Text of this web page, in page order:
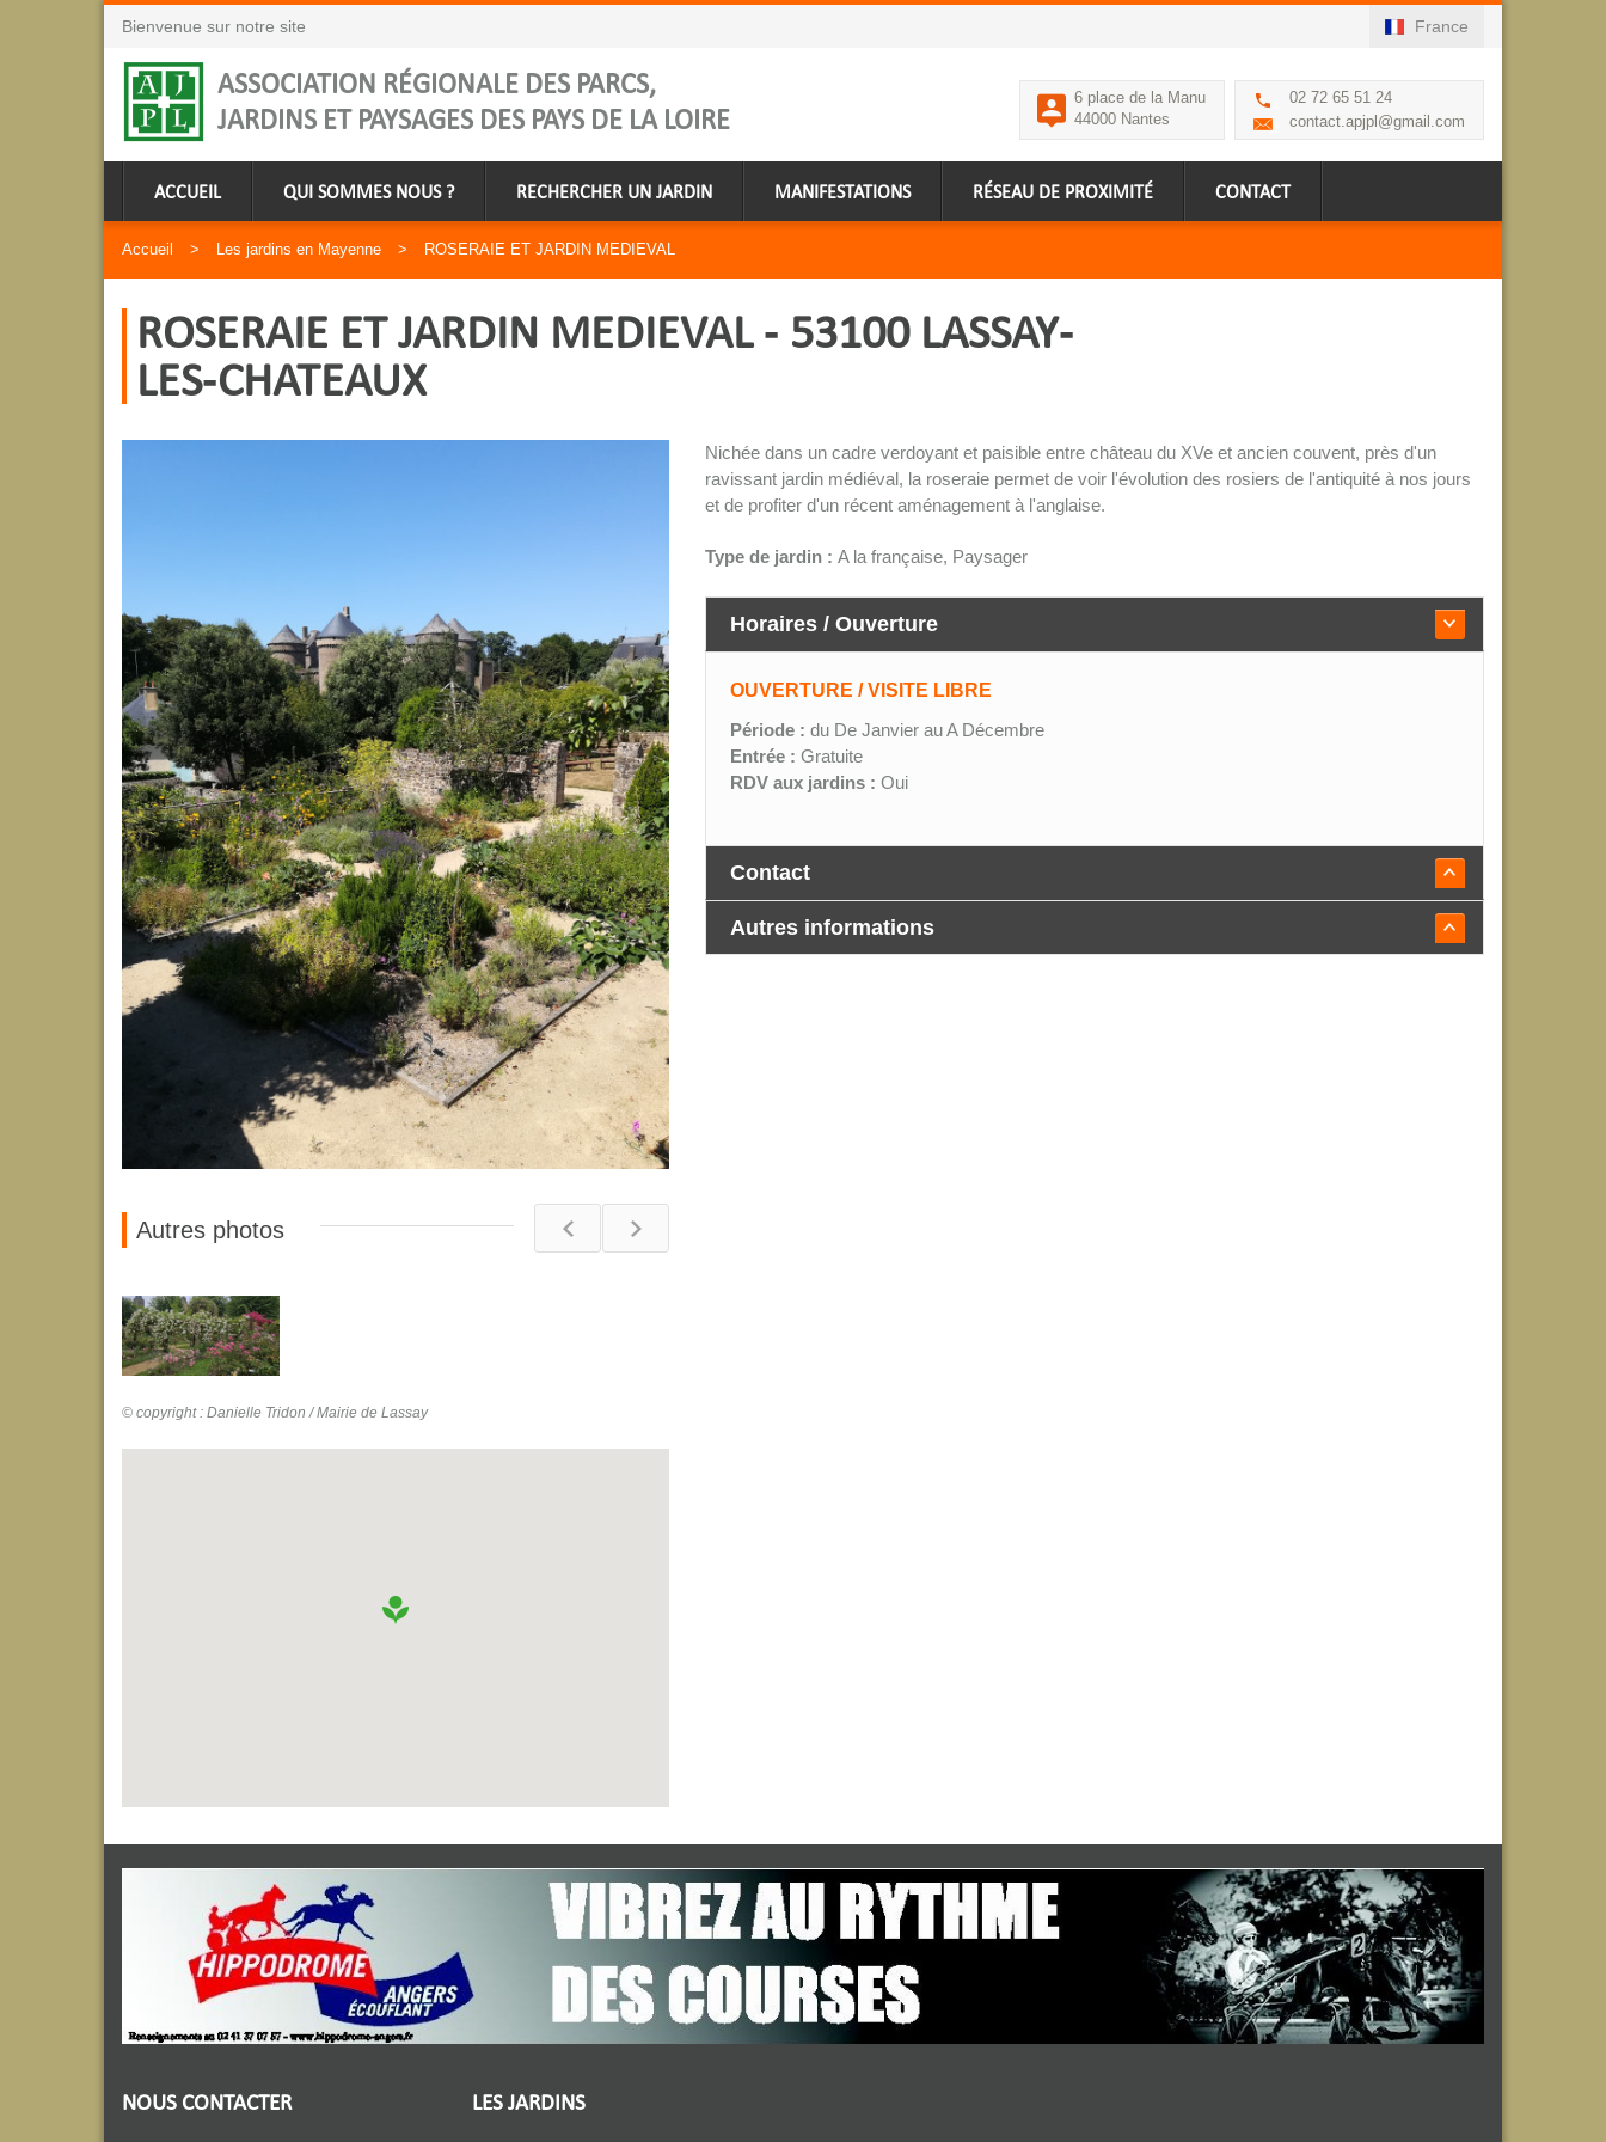
Bienvenue sur notre site France
ASSOCIATION RÉGIONALE DES PARCS,
JARDINS ET PAYSAGES DES PAYS DE LA LOIRE
02 72 65 51 24
contact.apjpl@gmail.com
6 place de la Manu
44000 Nantes
ACCUEIL QUI SOMMES NOUS ? RECHERCHER UN JARDIN MANIFESTATIONS RÉSEAU DE PROXIMITÉ CONTACT
Accueil Les jardins en Mayenne ROSERAIE ET JARDIN MEDIEVAL
ROSERAIE ET JARDIN MEDIEVAL - 53100 LASSAY-
LES-CHATEAUX
Autres photos
© copyright : Danielle Tridon / Mairie de Lassay
Nichée dans un cadre verdoyant et paisible entre château du XVe et ancien couvent, près d'un
ravissant jardin médiéval, la roseraie permet de voir l'évolution des rosiers de l'antiquité à nos jours
et de profiter d'un récent aménagement à l'anglaise.
Type de jardin : A la française, Paysager
Horaires / Ouverture
OUVERTURE / VISITE LIBRE
Période : du De Janvier au A Décembre
Entrée : Gratuite
RDV aux jardins : Oui
Contact
Autres informations
NOUS CONTACTER LES JARDINS